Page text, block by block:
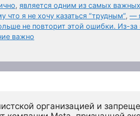
, является одним из самых
что я не хочу казаться “трудным”, —
не повторит этой ошибки. Из-за
важно
организацией и